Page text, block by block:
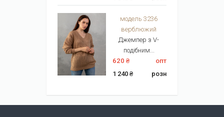
модель 3236
верблюжий
Джемпер з V-
подібним...
620 ₴
опт
1 240 ₴
розн